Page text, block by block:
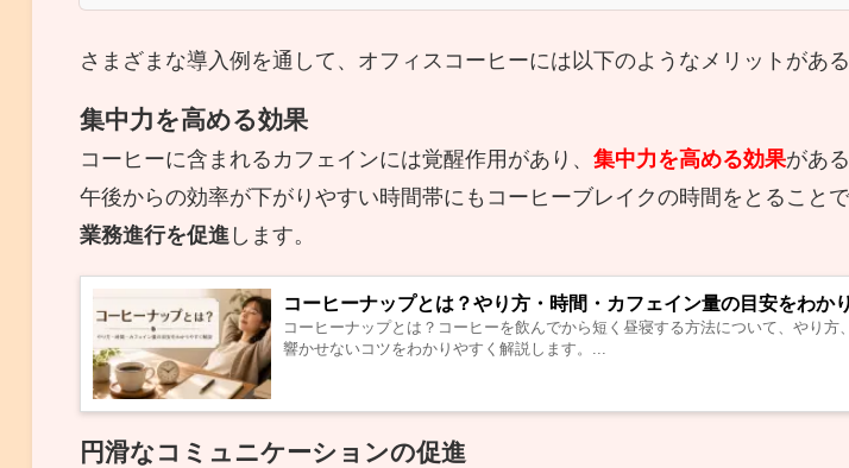
さまざまな導入例を通して、オフィスコーヒーには以下のようなメリットがあ
集中力を高める効果
コーヒーに含まれるカフェインには覚醒作用があり、 集中力を高める効果があ
午後からの効率が下がりやすい時間帯にもコーヒーブレイクの時間をとることで
業務進行を促進 します。
コーヒーナップとは？やり方・時間・カフェイン量の目安をわか
コーヒーナップとは？コーヒーを飲んでから短く昼寝する方法について、やり方
響かせないコツをわかりやすく解説します。...
円滑なコミュニケーションの促進